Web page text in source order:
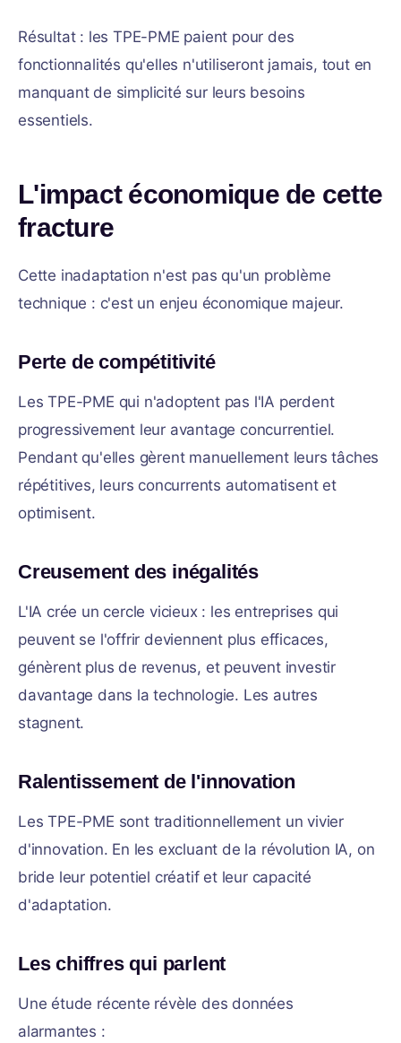
Résultat : les TPE-PME paient pour des
fonctionnalités qu'elles n'utiliseront jamais, tout en
manquant de simplicité sur leurs besoins
essentiels.
L'impact économique de cette
fracture
Cette inadaptation n'est pas qu'un problème
technique : c'est un enjeu économique majeur.
Perte de compétitivité
Les TPE-PME qui n'adoptent pas l'IA perdent
progressivement leur avantage concurrentiel.
Pendant qu'elles gèrent manuellement leurs tâches
répétitives, leurs concurrents automatisent et
optimisent.
Creusement des inégalités
L'IA crée un cercle vicieux : les entreprises qui
peuvent se l'offrir deviennent plus efficaces,
génèrent plus de revenus, et peuvent investir
davantage dans la technologie. Les autres
stagnent.
Ralentissement de l'innovation
Les TPE-PME sont traditionnellement un vivier
d'innovation. En les excluant de la révolution IA, on
bride leur potentiel créatif et leur capacité
d'adaptation.
Les chiffres qui parlent
Une étude récente révèle des données
alarmantes :